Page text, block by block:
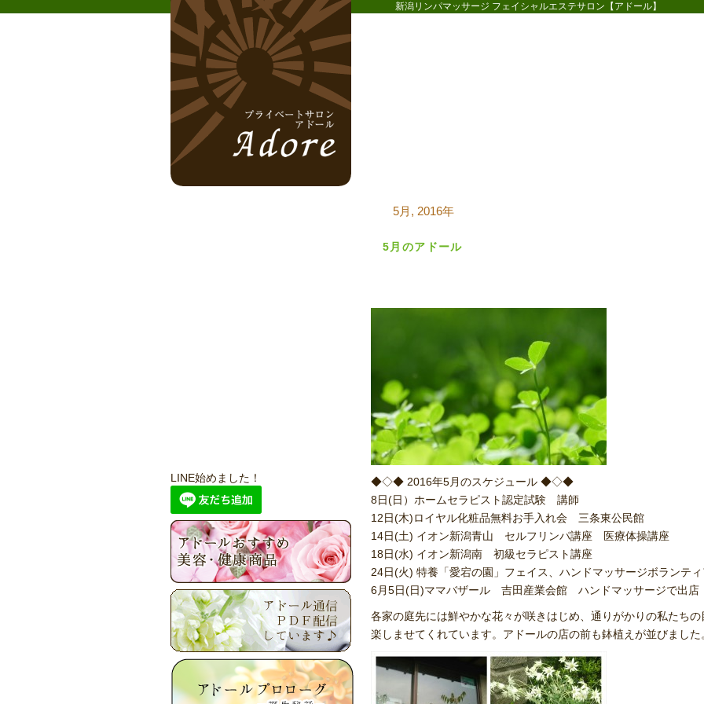
新潟リンパマッサージ フェイシャルエステサロン【アドール】
5月, 2016年
5月のアドール
◆◇◆ 2016年5月のスケジュール ◆◇◆
8日(日）ホームセラピスト認定試験 講師
12日(木)ロイヤル化粧品無料お手入れ会 三条東公民館
14日(土) イオン新潟青山 セルフリンパ講座 医療体操講座
18日(水) イオン新潟南 初級セラピスト講座
24日(火) 特養「愛宕の園」フェイス、ハンドマッサージボランテ
6月5日(日)ママバザール 吉田産業会館 ハンドマッサージで出店
各家の庭先には鮮やかな花々が咲きはじめ、通りがかりの私たちの
楽しませてくれています。アドールの店の前も鉢植えが並びました
LINE始めました！